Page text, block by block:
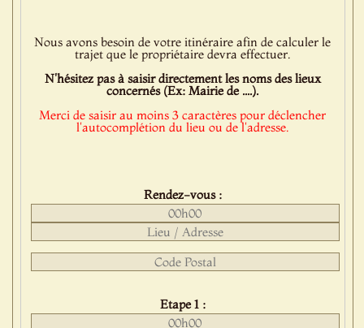
Nous avons besoin de votre itinéraire afin de calculer le
trajet que le propriétaire devra effectuer.
N'hésitez pas à saisir directement les noms des lieux
concernés (Ex: Mairie de ....).
Merci de saisir au moins 3 caractères pour déclencher
l'autocomplétion du lieu ou de l'adresse.
Rendez-vous :
Etape 1 :